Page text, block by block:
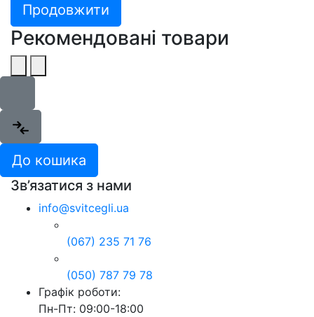
Продовжити
Рекомендовані товари
До кошика
Зв’язатися з нами
info@svitcegli.ua
(067) 235 71 76
(050) 787 79 78
Графік роботи:
Пн-Пт: 09:00-18:00